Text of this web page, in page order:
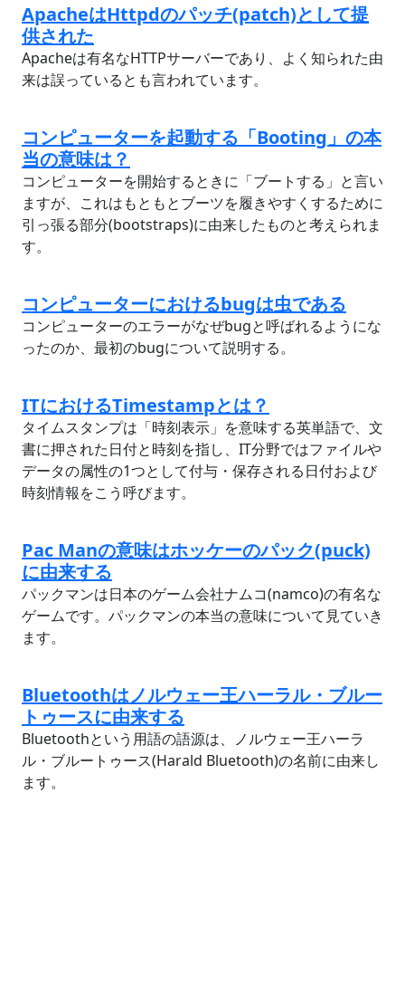
ApacheはHttpdのパッチ(patch)として提
供された
Apacheは有名なHTTPサーバーであり、よく知られた由
来は誤っているとも言われています。
コンピューターを起動する「Booting」の本
当の意味は？
コンピューターを開始するときに「ブートする」と言い
ますが、これはもともとブーツを履きやすくするために
引っ張る部分(bootstraps)に由来したものと考えられま
す。
コンピューターにおけるbugは虫である
コンピューターのエラーがなぜbugと呼ばれるようにな
ったのか、最初のbugについて説明する。
ITにおけるTimestampとは？
タイムスタンプは「時刻表示」を意味する英単語で、文
書に押された日付と時刻を指し、IT分野ではファイルや
データの属性の1つとして付与・保存される日付および
時刻情報をこう呼びます。
Pac Manの意味はホッケーのパック(puck)
に由来する
パックマンは日本のゲーム会社ナムコ(namco)の有名な
ゲームです。パックマンの本当の意味について見ていき
ます。
Bluetoothはノルウェー王ハーラル・ブルー
トゥースに由来する
Bluetoothという用語の語源は、ノルウェー王ハーラ
ル・ブルートゥース(Harald Bluetooth)の名前に由来し
ます。